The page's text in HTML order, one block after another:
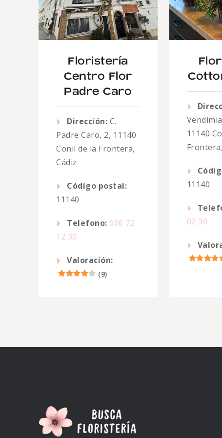
Floristería
Centro Flor
Padre Caro
Dirección: C.
Padre Caro, 2, 11140
Conil de la Frontera,
Cádiz
Código postal:
11140
Telefono: 666 72
12 30
Valoración:
(9)
11140
11140
02 30